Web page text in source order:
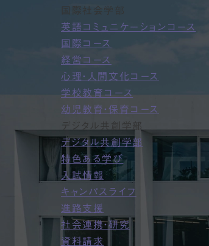
国際社会学部
英語コミュニケーションコース
国際コース
経営コース
心理・人間文化コース
学校教育コース
幼児教育・保育コース
デジタル共創学部
デジタル共創学部
特色ある学び
入試情報
キャンパスライフ
進路支援
社会連携・研究
資料請求